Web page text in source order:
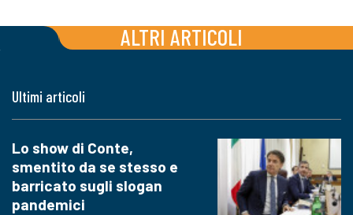
ALTRI ARTICOLI
Ultimi articoli
Lo show di Conte,
smentito da se stesso e
barricato sugli slogan
pandemici